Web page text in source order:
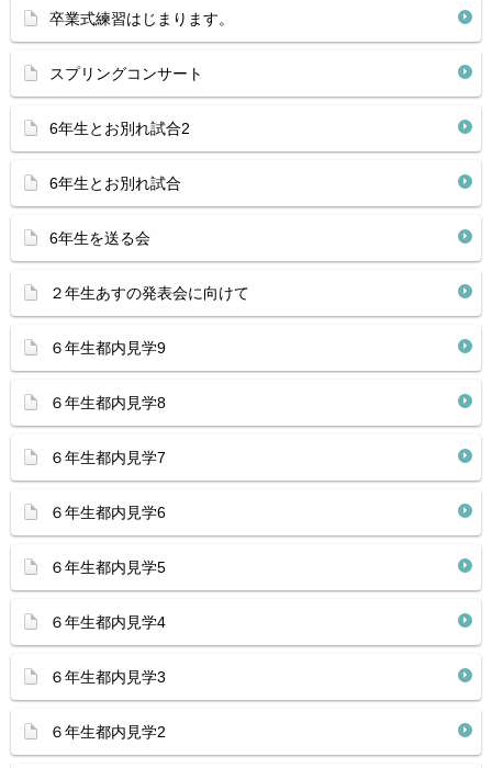
卒業式練習はじまります。
スプリングコンサート
6年生とお別れ試合2
6年生とお別れ試合
6年生を送る会
２年生あすの発表会に向けて
６年生都内見学9
６年生都内見学8
６年生都内見学7
６年生都内見学6
６年生都内見学5
６年生都内見学4
６年生都内見学3
６年生都内見学2